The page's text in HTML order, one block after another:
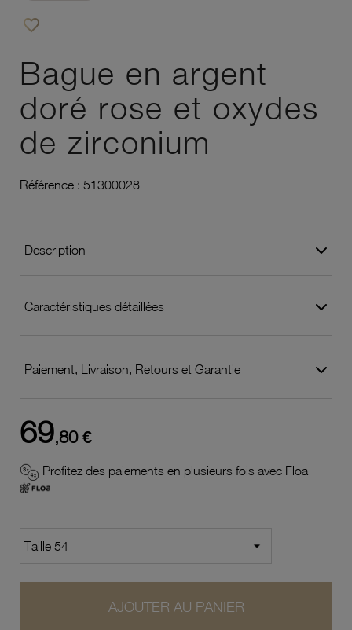
favorite_border
Bague en argent
doré rose et oxydes
de zirconium
Référence : 51300028
Description
Caractéristiques détaillées
Paiement, Livraison, Retours et Garantie
69,80 €
Profitez des paiements en plusieurs fois avec Floa
AJOUTER AU PANIER